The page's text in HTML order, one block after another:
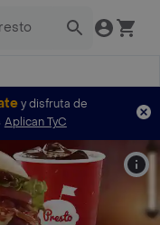
y disfruta de
Aplican TyC